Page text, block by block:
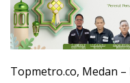
Topmetro.co, Medan